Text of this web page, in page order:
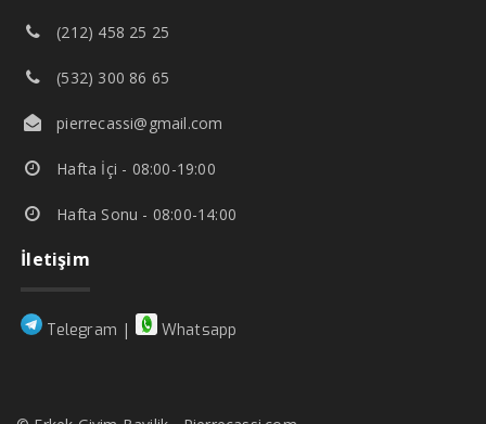
(212) 458 25 25
(532) 300 86 65
pierrecassi@gmail.com
Hafta İçi - 08:00-19:00
Hafta Sonu - 08:00-14:00
İletişim
Telegram | Whatsapp